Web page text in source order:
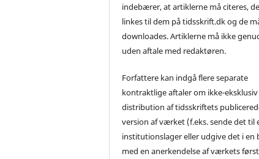
indebærer, at artiklerne må citeres,
linkes til dem på tidsskrift.dk og de
downloades. Artiklerne må ikke
uden aftale med redaktøren.
Forfattere kan indgå flere separate
kontraktlige aftaler om ikke-eksklusiv
distribution af tidsskriftets
version af værket (f.eks. sende det til
institutionslager eller udgive det i en
med en anerkendelse af værkets